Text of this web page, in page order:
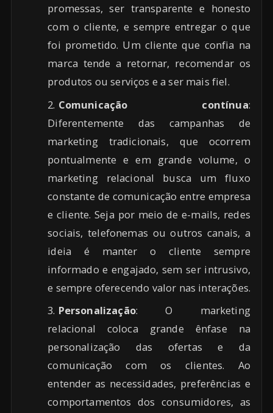
promessas, ser transparente e honesto
com o cliente, e sempre entregar o que
foi prometido. Um cliente que confia na
marca tende a retornar, recomendar os
produtos ou serviços e a ser mais fiel.
Comunicação contínua:
Diferentemente das campanhas de
marketing tradicionais, que ocorrem
pontualmente e em grande volume, o
marketing relacional busca um fluxo
constante de comunicação entre empresa
e cliente. Seja por meio de e-mails, redes
sociais, telefonemas ou outros canais, a
ideia é manter o cliente sempre
informado e engajado, sem ser intrusivo,
e sempre oferecendo valor nas interações.
Personalização: O marketing
relacional coloca grande ênfase na
personalização das ofertas e da
comunicação com os clientes. Ao
entender as necessidades, preferências e
comportamentos dos consumidores, as